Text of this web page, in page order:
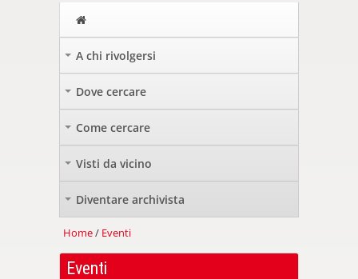
A chi rivolgersi
Dove cercare
Come cercare
Visti da vicino
Diventare archivista
Home/ Eventi
Eventi